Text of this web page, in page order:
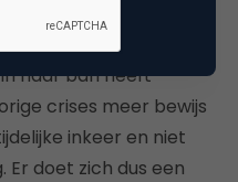
ordening. En dat
economische crisis
haar ban heeft
crises meer bewijs
inkeer en niet
doet zich dus een